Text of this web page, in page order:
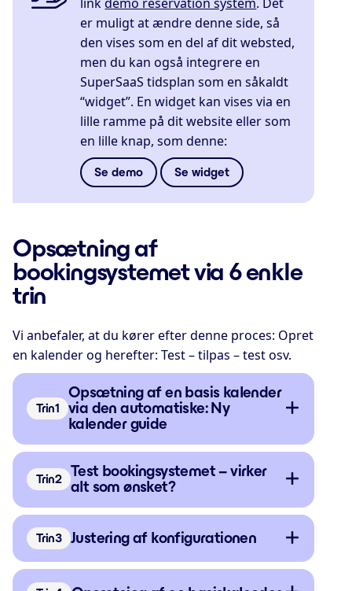
er muligt at ændre denne side, så
den vises som en del af dit websted,
men du kan også integrere en
SuperSaaS tidsplan som en såkaldt
“widget”. En widget kan vises via en
lille ramme på dit website eller som
en lille knap, som denne:
Se demo Se widget
Opsætning af
bookingsystemet via 6 enkle
trin
Vi anbefaler, at du kører efter denne proces: Opret
en kalender og herefter: Test – tilpas – test osv.
Trin
Opsætning af en basis kalender
via den automatiske: Ny
kalender guide
Trin
Test bookingsystemet – virker
alt som ønsket?
Trin Justering af konfigurationen